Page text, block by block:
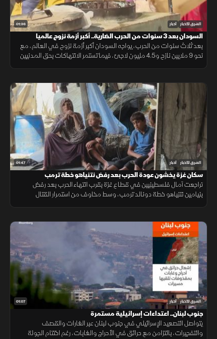
01:36 الشرق للأخبار أخبار
السودان بعد 3 سنوات من الحرب الضارية.. أكبر أزمة نزوح عالميا
بعد ثلاث سنوات من الحرب، يواجه السودان أكبر أزمة نزوح في العالم، مع
نحو 9 ملايين نازح و4.5 مليون لاجئ، فيما تستمر الانتهاكات بحق المدنيين
01:47 الشرق للأخبار أخبار
سكان غزة يخشون عودة الحرب بعد رفض نتنياهو خطة ترمب
تراجعت آمال فلسطينيين في قطاع غزة بقرب انتهاء الحرب بعد رفض
بنيامين نتنياهو خطة دونالد ترمب، وسط مخاوف من استمرار القتال
01:07 الشرق للأخبار أخبار
جنوب لبنان.. اعتداءات إسرائيلية مستمرة
يتواصل التصعيد الإسرائيلي في جنوب لبنان عبر الغارات والقصف
والتفجيرات، بالتزامن مع حرائق في الأحراج والغابات، رغم اختتام الجولة